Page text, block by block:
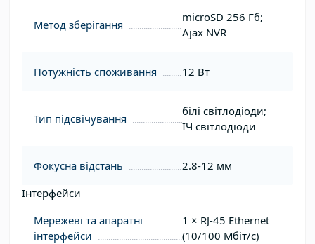
Метод зберігання
microSD 256 Гб;
Ajax NVR
Потужність споживання 12 Вт
Тип підсвічування
білі світлодіоди;
ІЧ світлодіоди
Фокусна відстань
2.8-12 мм
Інтерфейси
Мережеві та апаратні
інтерфейси
1 × RJ-45 Ethernet
(10/100 Мбіт/с)